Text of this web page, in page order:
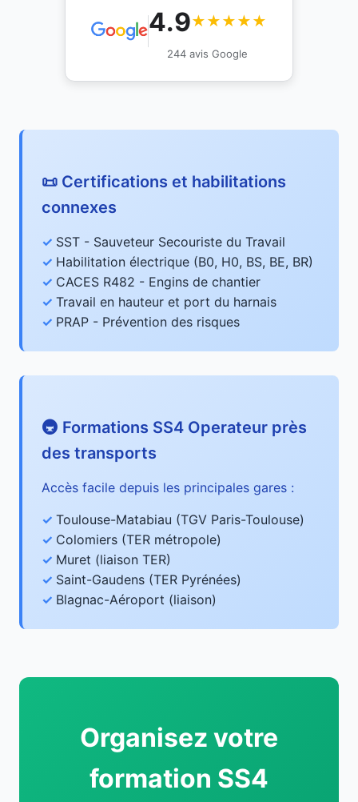
4.9★★★★★
244 avis Google
📜 Certifications et habilitations
connexes
SST - Sauveteur Secouriste du Travail
Habilitation électrique (B0, H0, BS, BE, BR)
CACES R482 - Engins de chantier
Travail en hauteur et port du harnais
PRAP - Prévention des risques
🚇 Formations SS4 Operateur près
des transports
Accès facile depuis les principales gares :
Toulouse-Matabiau (TGV Paris-Toulouse)
Colomiers (TER métropole)
Muret (liaison TER)
Saint-Gaudens (TER Pyrénées)
Blagnac-Aéroport (liaison)
Organisez votre
formation SS4